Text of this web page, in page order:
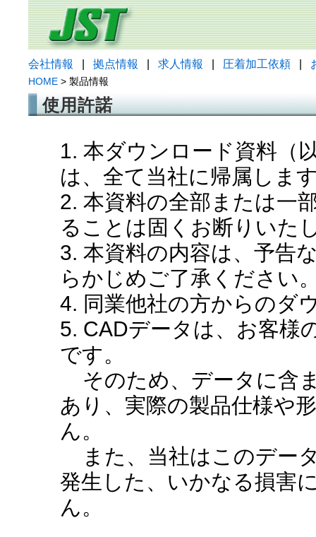
会社情報 拠点情報 求人情報 圧着加工依頼
HOME > 製品情報
使用許諾
1. 本ダウンロード資料（
は、全て当社に帰属しま
2. 本資料の全部または一
ることは固くお断りいた
3. 本資料の内容は、予告
らかじめご了承ください
4. 同業他社の方からのダ
5. CADデータは、お客様
です。
そのため、データに含
あり、実際の製品仕様や
ん。
また、当社はこのデー
発生した、いかなる損害
ん。